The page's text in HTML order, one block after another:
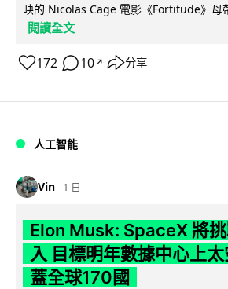
映的 Nicolas Cage 電影《Fortitude》母
閱讀全文
172 10 ↗ 分享
人工智能
Vin 1 日
Elon Musk: SpaceX 將
入 目標明年數據中心上
蓋全球170國